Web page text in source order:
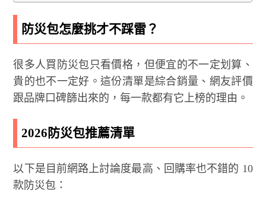
防災包怎麼挑才不踩雷？
很多人買防災包只看價格，但便宜的不一定划算、
貴的也不一定好。這份清單是綜合銷量、網友評價
跟品牌口碑篩出來的，每一款都有它上榜的理由。
2026防災包推薦清單
以下是目前網路上討論度最高、回購率也不錯的 10
款防災包：